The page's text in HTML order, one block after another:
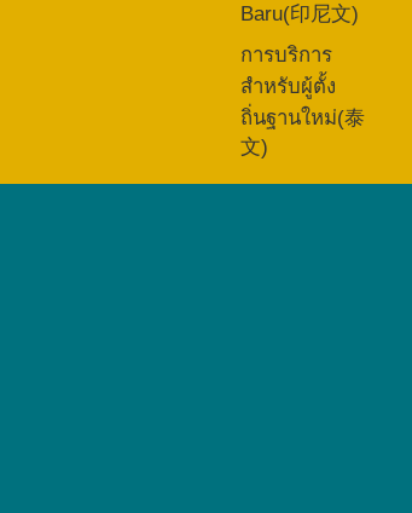
Baru(印尼文)
การบริการ
สำหรับผู้ตั้ง
ถิ่นฐานใหม่(泰
文)